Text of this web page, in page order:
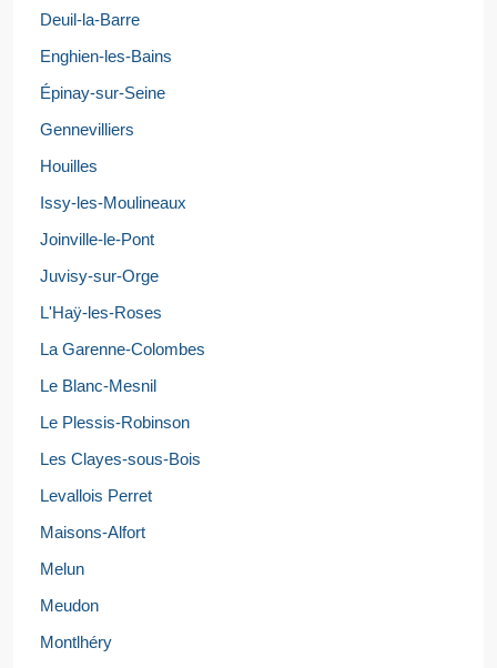
Deuil-la-Barre
Enghien-les-Bains
Épinay-sur-Seine
Gennevilliers
Houilles
Issy-les-Moulineaux
Joinville-le-Pont
Juvisy-sur-Orge
L'Haÿ-les-Roses
La Garenne-Colombes
Le Blanc-Mesnil
Le Plessis-Robinson
Les Clayes-sous-Bois
Levallois Perret
Maisons-Alfort
Melun
Meudon
Montlhéry